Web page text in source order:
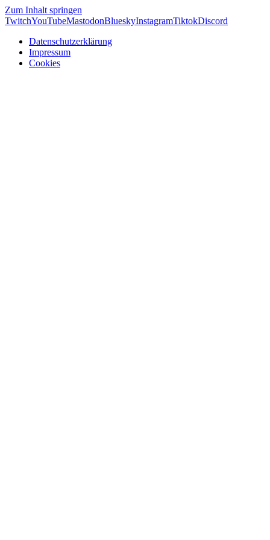
Zum Inhalt springen
TwitchYouTubeMastodonBlueskyInstagramTiktokDiscord
Datenschutzerklärung
Impressum
Cookies